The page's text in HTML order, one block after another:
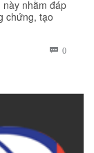
nhằm đáp
chứng, tạo
 0BÌNH